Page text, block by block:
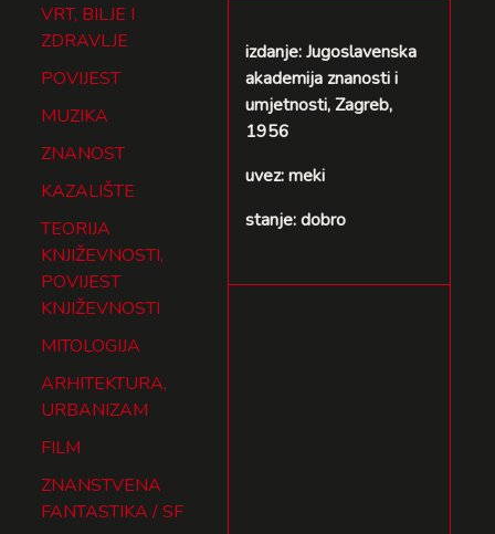
VRT, BILJE I
ZDRAVLJE
POVIJEST
MUZIKA
ZNANOST
KAZALIŠTE
TEORIJA
KNJIŽEVNOSTI,
POVIJEST
KNJIŽEVNOSTI
MITOLOGIJA
ARHITEKTURA,
URBANIZAM
FILM
ZNANSTVENA
FANTASTIKA / SF
izdanje: Jugoslavenska
akademija znanosti i
umjetnosti, Zagreb,
1956
uvez: meki
stanje: dobro